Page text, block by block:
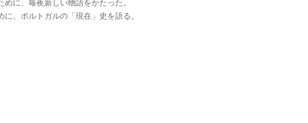
に、毎夜新しい物語をかたっ­た。
、ポルトガルの「現在」­史を語る。